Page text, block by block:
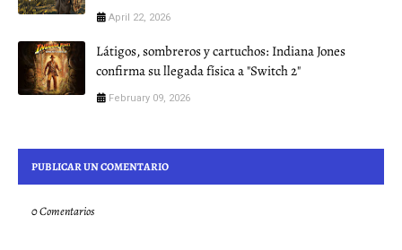
April 22, 2026
Látigos, sombreros y cartuchos: Indiana Jones
confirma su llegada física a "Switch 2"
February 09, 2026
PUBLICAR UN COMENTARIO
0 Comentarios